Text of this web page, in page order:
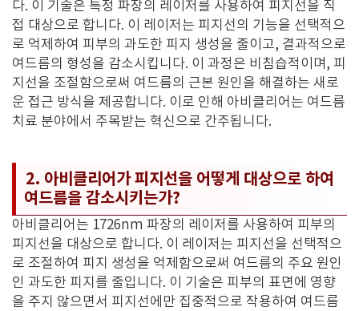
다. 이 기술은 특정 파장의 레이저를 사용하여 피지선을 직
접 대상으로 합니다. 이 레이저는 피지선의 기능을 선택적으
로 억제하여 피부의 과도한 피지 생성을 줄이고, 결과적으로
여드름의 형성을 감소시킵니다. 이 과정은 비침습적이며, 피
지선을 조절함으로써 여드름의 근본 원인을 해결하는 새로
운 접근 방식을 제공합니다. 이로 인해 아비클리어는 여드름
치료 분야에서 주목받는 혁신으로 간주됩니다.
2. 아비클리어가 피지선을 어떻게 대상으로 하여
여드름을 감소시키는가?
아비클리어는 1726nm 파장의 레이저를 사용하여 피부의
피지선을 대상으로 합니다. 이 레이저는 피지선을 선택적으
로 조절하여 피지 생성을 억제함으로써 여드름의 주요 원인
인 과도한 피지를 줄입니다. 이 기술은 피부의 표면에 영향
을 주지 않으면서 피지선에만 집중적으로 작용하여 여드름